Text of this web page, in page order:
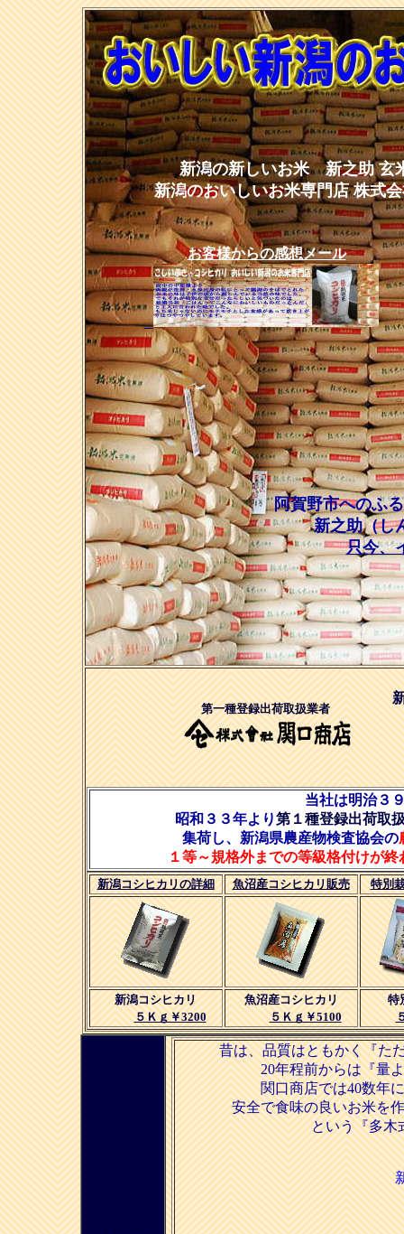
新潟の新しいお米 新之助 玄
新潟のおいしいお米専門店 株式会
お客様からの感想メール
阿賀野市へのふ
新之助（しんのすけ）
只今、
第一種登録出荷取扱業者
当社は明治３
昭和３３年より第１種登録出荷取
集荷し、 新潟県農産物検査協会の
１等～規格外までの等級格付けが終
新潟コシヒカリの詳細 魚沼産コシヒカリ販売 特別
新潟コシヒカリ
５Ｋｇ￥3200
魚沼産コシヒカリ
５Ｋｇ￥5100
特
昔は、品質はともかく『た
20年程前からは『量
関口商店では40数年
安全で食味の良いお米を
という『多